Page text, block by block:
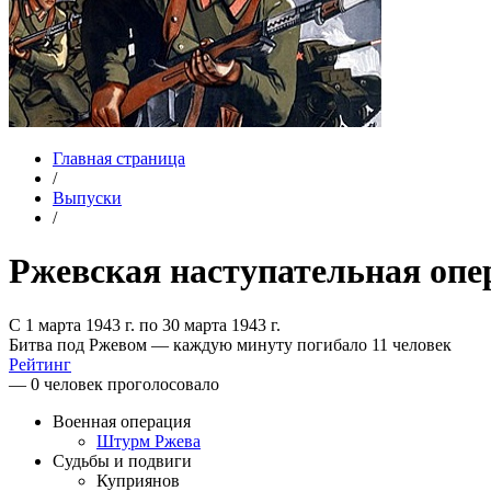
Главная страница
/
Выпуски
/
Ржевская наступательная
С 1 марта 1943 г. по 30 марта 1943 г.
Битва под Ржевом — каждую минуту погибало 11 человек
Рейтинг
— 0 человек проголосовало
Военная операция
Штурм Ржева
Судьбы и подвиги
Куприянов